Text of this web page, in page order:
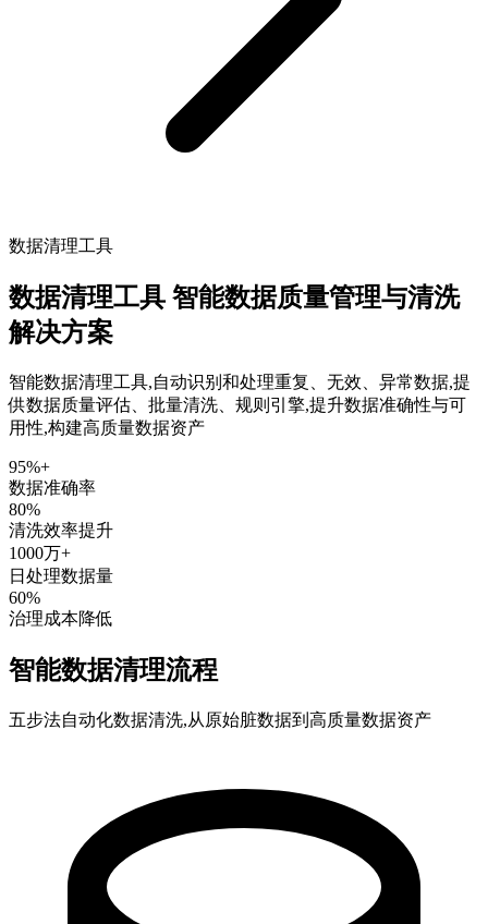
数据清理工具
数据清理工具 智能数据质量管理与清洗
解决方案
智能数据清理工具,自动识别和处理重复、无效、异常数据,提
供数据质量评估、批量清洗、规则引擎,提升数据准确性与可
用性,构建高质量数据资产
95%+
数据准确率
80%
清洗效率提升
1000万+
日处理数据量
60%
治理成本降低
智能数据清理流程
五步法自动化数据清洗,从原始脏数据到高质量数据资产